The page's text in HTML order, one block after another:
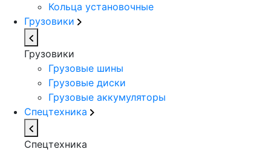
Кольца установочные
Грузовики
Грузовики
Грузовые шины
Грузовые диски
Грузовые аккумуляторы
Спецтехника
Спецтехника